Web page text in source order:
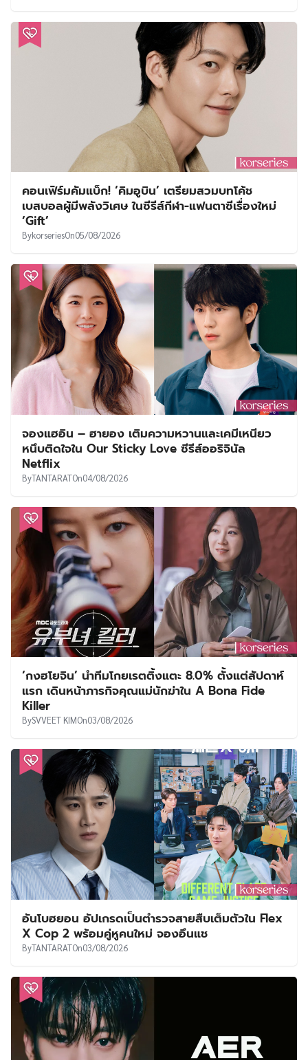
คอนเฟิร์มคัมแบ็ก! ‘คิมอูบิน’ เตรียมสวมบทโค้ช
เบสบอลผู้มีพลังวิเศษ ในซีรีส์กีฬา-แฟนตาซีเรื่องใหม่
‘Gift’
BykorseriesOn05/08/2026
จองแฮอิน – ฮายอง เติมความหวานและเคมีเหนียว
หนึบติดใจใน Our Sticky Love ซีรีส์ออริจินัล
Netflix
ByTANTARATOn04/08/2026
‘กงฮโยจิน’ นำทีมโกยเรตติ้งแตะ 8.0% ตั้งแต่สัปดาห์
แรก เดินหน้าภารกิจคุณแม่นักฆ่าใน A Bona Fide
Killer
BySVVEET KIMOn03/08/2026
อันโบฮยอน อัปเกรดเป็นตำรวจสายสืบเต็มตัวใน Flex
X Cop 2 พร้อมคู่หูคนใหม่ จองอึนแช
ByTANTARATOn03/08/2026